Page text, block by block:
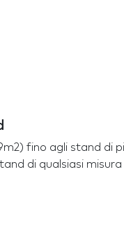
fino agli stand di
di qualsiasi misura